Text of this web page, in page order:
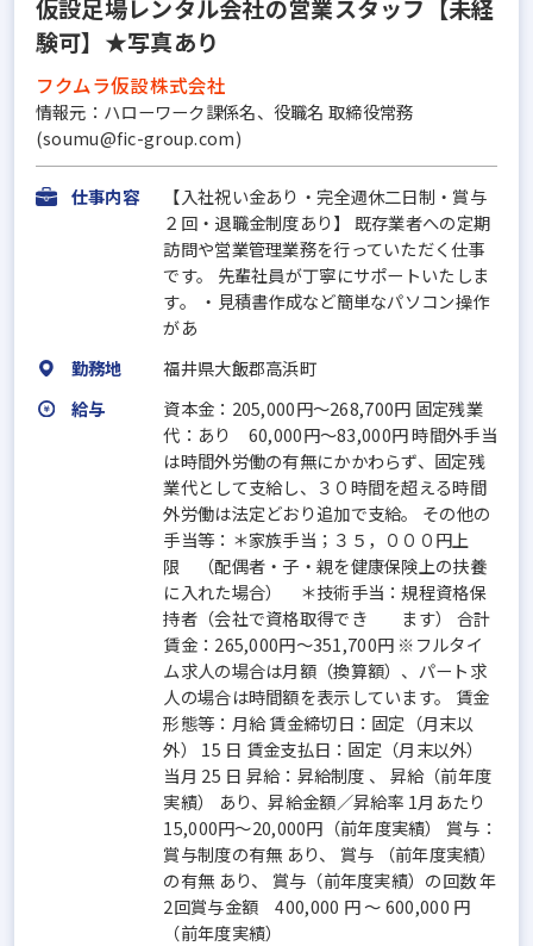
仮設足場レンタル会社の営業スタッフ【未経
験可】★写真あり
フクムラ仮設株式会社
情報元：ハローワーク課係名、役職名 取締役常務
(soumu@fic-group.com)
仕事内容
【入社祝い金あり・完全週休二日制・賞与
２回・退職金制度あり】 既存業者への定期
訪問や営業管理業務を行っていただく仕事
です。 先輩社員が丁寧にサポートいたしま
す。 ・見積書作成など簡単なパソコン操作
があ
勤務地
福井県大飯郡高浜町
給与
資本金：205,000円〜268,700円 固定残業
代：あり 60,000円～83,000円 時間外手当
は時間外労働の有無にかかわらず、固定残
業代として支給し、３０時間を超える時間
外労働は法定どおり追加で支給。 その他の
手当等：＊家族手当；３５，０００円上
限 （配偶者・子・親を健康保険上の扶養
に入れた場合） ＊技術手当：規程資格保
持者（会社で資格取得でき ます） 合計
賃金：265,000円～351,700円 ※フルタイ
ム求人の場合は月額（換算額）、パート求
人の場合は時間額を表示しています。 賃金
形態等：月給 賃金締切日：固定（月末以
外） 15 日 賃金支払日：固定（月末以外）
当月 25 日 昇給：昇給制度 、 昇給（前年度
実績） あり、昇給金額／昇給率 1月あたり
15,000円～20,000円（前年度実績） 賞与：
賞与制度の有無 あり、 賞与 （前年度実績）
の有無 あり、 賞与（前年度実績）の回数 年
2回賞与金額 400,000 円 ～ 600,000 円
（前年度実績）